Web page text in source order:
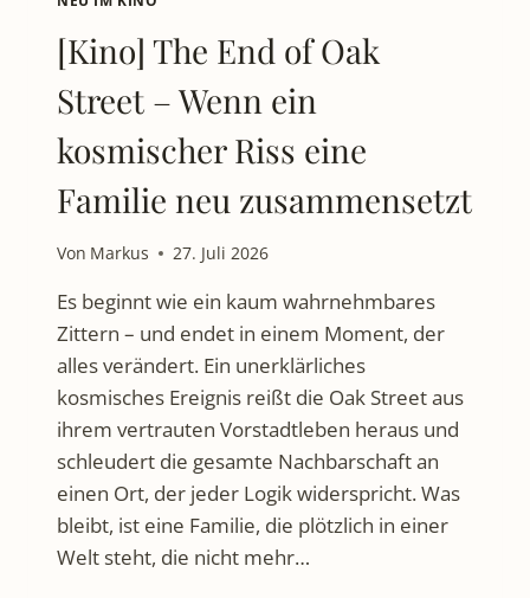
[Kino] The End of Oak
Street – Wenn ein
kosmischer Riss eine
Familie neu zusammensetzt
Von Markus 27. Juli 2026
Es beginnt wie ein kaum wahrnehmbares
Zittern – und endet in einem Moment, der
alles verändert. Ein unerklärliches
kosmisches Ereignis reißt die Oak Street aus
ihrem vertrauten Vorstadtleben heraus und
schleudert die gesamte Nachbarschaft an
einen Ort, der jeder Logik widerspricht. Was
bleibt, ist eine Familie, die plötzlich in einer
Welt steht, die nicht mehr…